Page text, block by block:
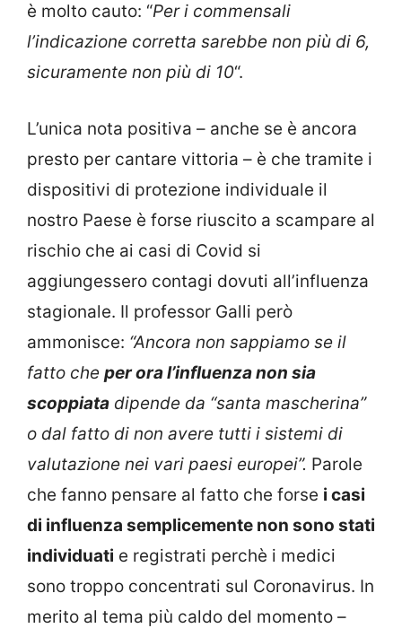
è molto cauto: “Per i commensali
l’indicazione corretta sarebbe non più di 6,
sicuramente non più di 10“.
L’unica nota positiva – anche se è ancora
presto per cantare vittoria – è che tramite i
dispositivi di protezione individuale il
nostro Paese è forse riuscito a scampare al
rischio che ai casi di Covid si
aggiungessero contagi dovuti all’influenza
stagionale. Il professor Galli però
ammonisce: “Ancora non sappiamo se il
fatto che per ora l’influenza non sia
scoppiata dipende da “santa mascherina”
o dal fatto di non avere tutti i sistemi di
valutazione nei vari paesi europei”. Parole
che fanno pensare al fatto che forse i casi
di influenza semplicemente non sono stati
individuati e registrati perchè i medici
sono troppo concentrati sul Coronavirus. In
merito al tema più caldo del momento –